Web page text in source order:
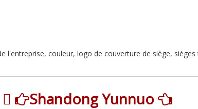
l'entreprise, couleur, logo de couverture de siège,
 Shandong Yunnuo 